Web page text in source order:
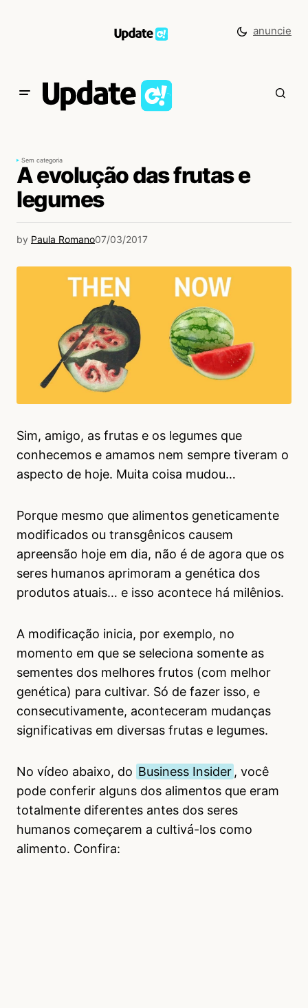
anuncie
Sem categoria
A evolução das frutas e
legumes
by Paula Romano07/03/2017
Sim, amigo, as frutas e os legumes que
conhecemos e amamos nem sempre tiveram o
aspecto de hoje. Muita coisa mudou…
Porque mesmo que alimentos geneticamente
modificados ou transgênicos causem
apreensão hoje em dia, não é de agora que os
seres humanos aprimoram a genética dos
produtos atuais… e isso acontece há milênios.
A modificação inicia, por exemplo, no
momento em que se seleciona somente as
sementes dos melhores frutos (com melhor
genética) para cultivar. Só de fazer isso, e
consecutivamente, aconteceram mudanças
significativas em diversas frutas e legumes.
No vídeo abaixo, do Business Insider, você
pode conferir alguns dos alimentos que eram
totalmente diferentes antes dos seres
humanos começarem a cultivá-los como
alimento. Confira: